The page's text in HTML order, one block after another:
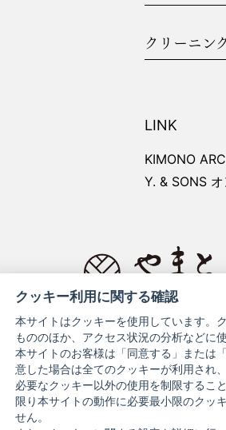
クリーニン
LINK
KIMONO
Y. & SONS
コーポレートサイト
ー
クッキー利用に関する確認
本サイトはクッキーを使用しています。
もののほか、アクセス状況の分析などに使
本サイトのお客様は「同意する」または
意した場合は全てのクッキーが利用され
必要なクッキー以外の使用を制限するこ
限り本サイトの動作に必要最小限のクッ
せん。